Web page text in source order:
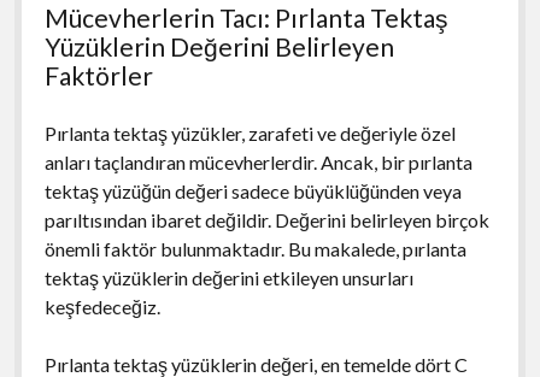
Mücevherlerin Tacı: Pırlanta Tektaş
Yüzüklerin Değerini Belirleyen
Faktörler
Pırlanta tektaş yüzükler, zarafeti ve değeriyle özel
anları taçlandıran mücevherlerdir. Ancak, bir pırlanta
tektaş yüzüğün değeri sadece büyüklüğünden veya
parıltısından ibaret değildir. Değerini belirleyen birçok
önemli faktör bulunmaktadır. Bu makalede, pırlanta
tektaş yüzüklerin değerini etkileyen unsurları
keşfedeceğiz.
Pırlanta tektaş yüzüklerin değeri, en temelde dört C